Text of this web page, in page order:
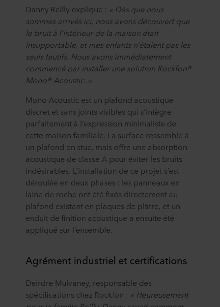
Danny Reilly explique : « Dès que nous
sommes arrivés ici, nous avons découvert que
le bruit à l’intérieur de la maison était
insupportable, et mes enfants n’étaient pas les
seuls fautifs. Nous avons immédiatement
commencé par installer une solution Rockfon®
Mono® Acoustic. »
Mono Acoustic est un plafond acoustique
discret et sans joints visibles qui s’intègre
parfaitement à l’expression minimaliste de
cette maison familiale. La surface ressemble à
un plafond en stuc, mais offre une absorption
acoustique de classe A pour éviter les bruits
indésirables. L’installation de ce projet s’est
déroulée en deux phases : les panneaux en
laine de roche ont été fixés directement au
plafond existant en plaques de plâtre, et un
enduit de finition acoustique a ensuite été
appliqué sur l’ensemble.
Agrément industriel et certifications
Deirdre Mulvaney, responsable des
spécifications chez Rockfon : « Heureusement